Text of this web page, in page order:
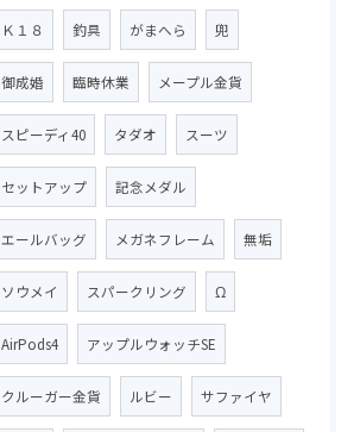
Ｋ１８ 釣具 がまへら 兜
御成婚 臨時休業 メープル金貨
スピーディ40 タダオ スーツ
セットアップ 記念メダル
エールバッグ メガネフレーム 無垢
ソウメイ スパークリング Ω
AirPods4 アップルウォッチSE
クルーガー金貨 ルビー サファイヤ